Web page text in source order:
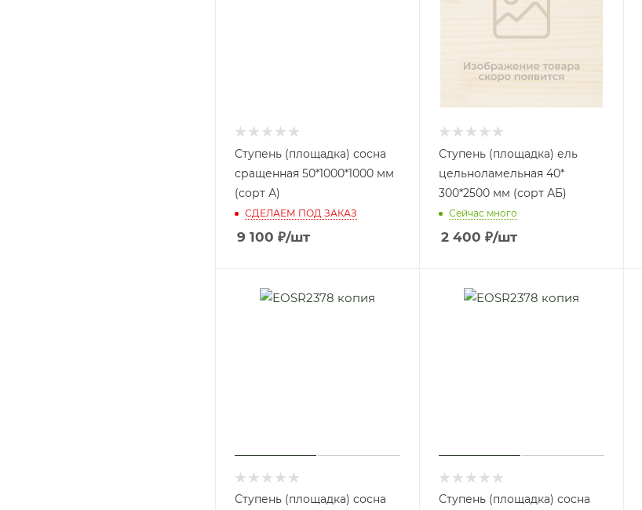
Ступень (площадка) сосна
сращенная 50*1000*1000 мм
(сорт А)
СДЕЛАЕМ ПОД ЗАКАЗ
9 100 ₽/шт
Ступень (площадка) ель
цельноламельная 40*
300*2500 мм (сорт АБ)
Сейчас много
2 400 ₽/шт
Ступень (площадка) сосна Ступень (площадка) сосна